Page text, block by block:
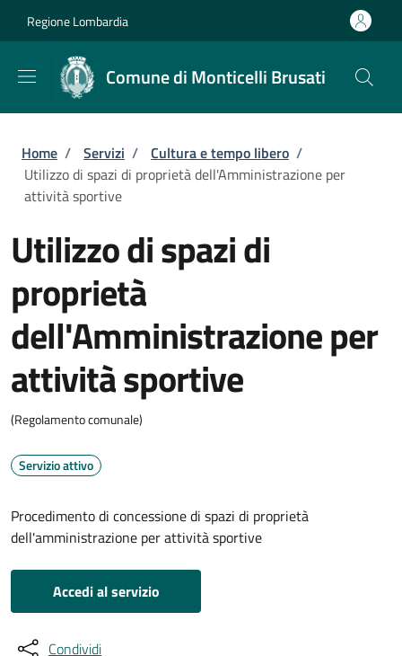
Regione Lombardia
Comune di Monticelli Brusati
Briciole di pane
Home / Servizi / Cultura e tempo libero /
Utilizzo di spazi di proprietà dell'Amministrazione per
attività sportive
Utilizzo di spazi di
proprietà
dell'Amministrazione per
attività sportive
(Regolamento comunale)
Servizio attivo
Procedimento di concessione di spazi di proprietà
dell'amministrazione per attività sportive
Accedi al servizio
Condividi